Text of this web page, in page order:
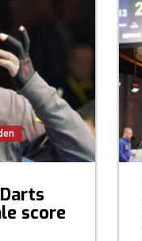
score